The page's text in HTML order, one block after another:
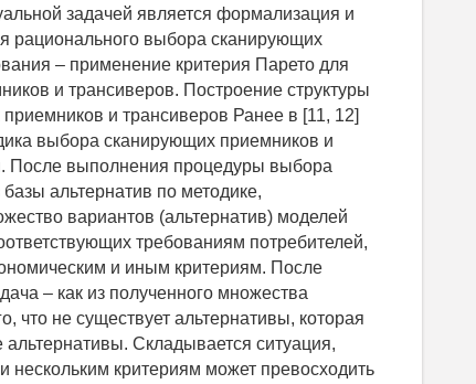
задачей является формализация и
рационального выбора сканирующих
– применение критерия Парето для
и трансиверов. Построение структуры
и трансиверов Ранее в [11, 12]
выбора сканирующих приемников и
После выполнения процедуры выбора
альтернатив по методике,
вариантов (альтернатив) моделей
требованиям потребителей,
и иным критериям. После
– как из полученного множества
что не существует альтернативы, которая
Складывается ситуация,
нескольким критериям может превосходить